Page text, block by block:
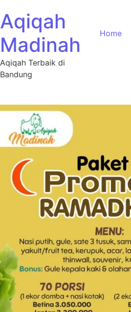
Aqiqah
Madinah
Aqiqah Terbaik di
Bandung
Home